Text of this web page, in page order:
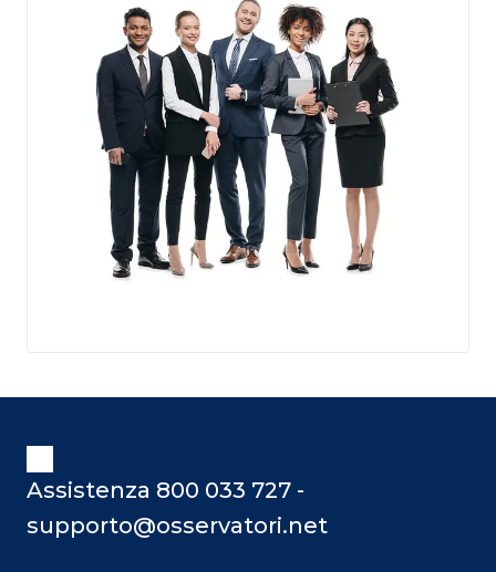
Assistenza 800 033 727 -
supporto@osservatori.net